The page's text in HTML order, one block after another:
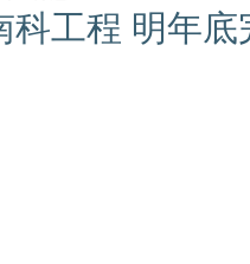
科工程 明年底